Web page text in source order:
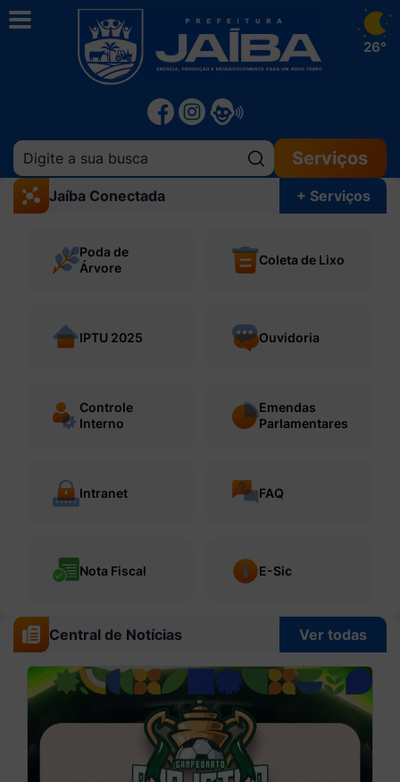
Pesquisar:
Serviços
26°
Jaíba Conectada + Serviços
Poda de
Árvore
Coleta de Lixo
IPTU 2025 Ouvidoria
Controle
Interno
Emendas
Parlamentares
Intranet FAQ
Nota Fiscal E-Sic
Central de Notícias Ver todas